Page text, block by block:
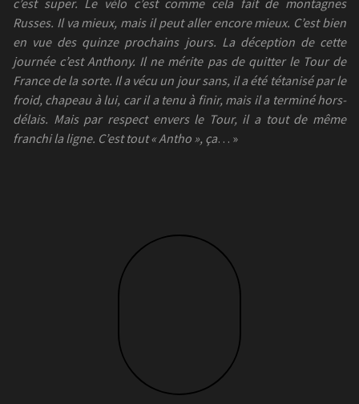
c’est super. Le vélo c’est comme cela fait de montagnes
Russes. Il va mieux, mais il peut aller encore mieux. C’est bien
en vue des quinze prochains jours. La déception de cette
journée c’est Anthony. Il ne mérite pas de quitter le Tour de
France de la sorte. Il a vécu un jour sans, il a été tétanisé par le
froid, chapeau à lui, car il a tenu à finir, mais il a terminé hors-
délais. Mais par respect envers le Tour, il a tout de même
franchi la ligne. C’est tout « Antho », ça… »